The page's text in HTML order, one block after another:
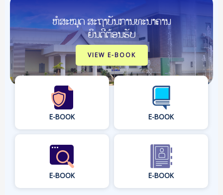
ຫໍສະໝຸດ ສະຖາບັນການທະນາຄານ
ຍິນດີຕ້ອນຮັບ
VIEW E-BOOK
E-BOOK E-BOOK
E-BOOK E-BOOK